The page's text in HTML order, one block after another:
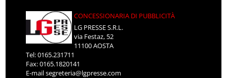
CONCESSIONARIA DI PUBBLICITÀ
LG PRESSE S.R.L.
via Festaz, 52
11100 AOSTA
Tel: 0165.231711
Fax: 0165.1820141
E-mailsegreteria@lgpresse.com